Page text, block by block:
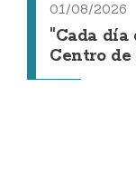
01/08/2026
"Cada día
Centro